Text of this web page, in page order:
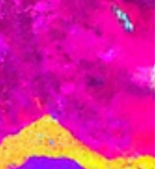
relation. Découvrez pourquoi la compréhension
est une porte, mais rarement la destination.